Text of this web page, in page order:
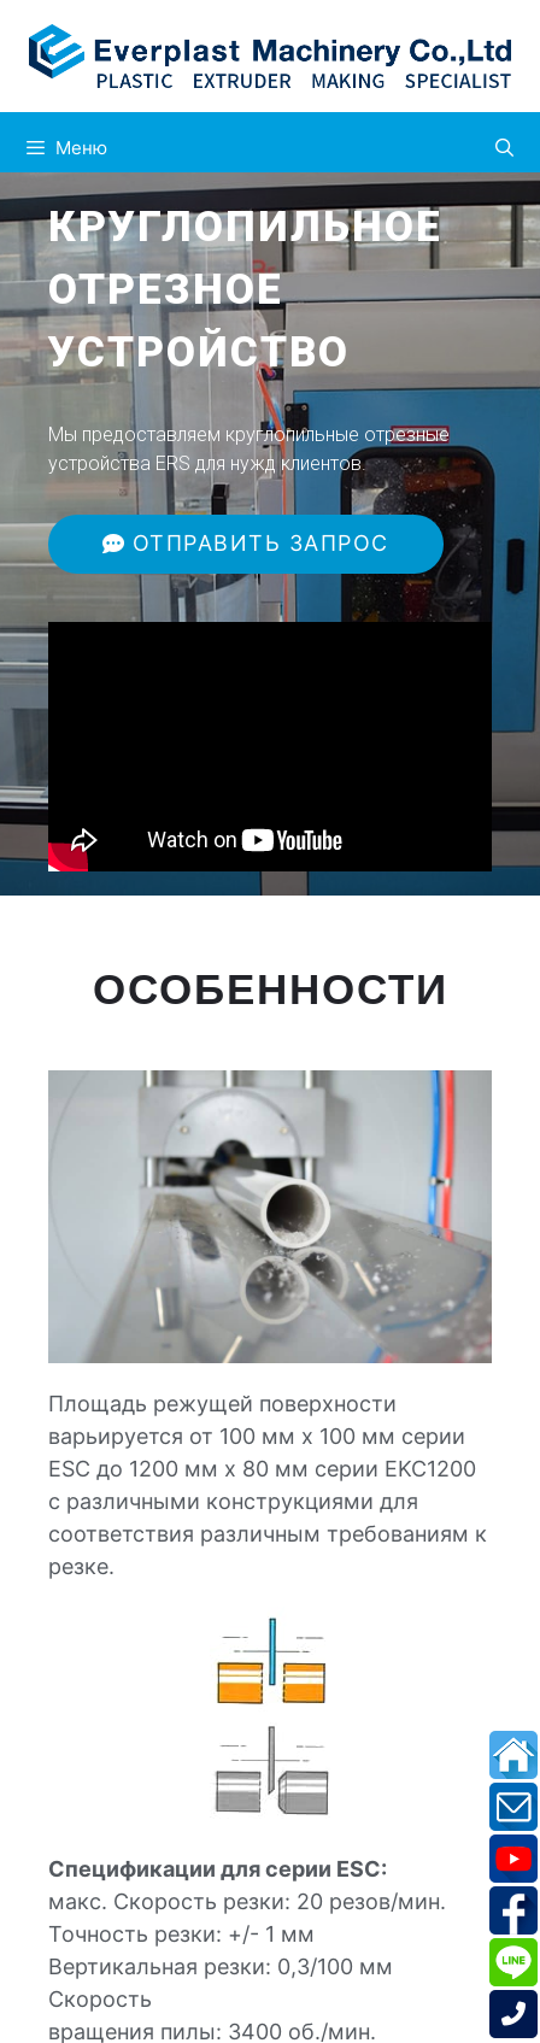
Меню
КРУГЛОПИЛЬНОЕ
ОТРЕЗНОЕ
УСТРОЙСТВО
Мы предоставляем круглопильные отрезные
устройства ERS для нужд клиентов.
ОТПРАВИТЬ ЗАПРОС
ОСОБЕННОСТИ
Площадь режущей поверхности
варьируется от 100 мм x 100 мм серии
ESC до 1200 мм x 80 мм серии EKC1200
с различными конструкциями для
соответствия различным требованиям к
резке.
Спецификации для серии ESC:
макс. Скорость резки: 20 резов/мин.
Точность резки: +/- 1 мм
Вертикальная резки: 0,3/100 мм
Скорость
вращения пилы: 3400 об./мин.